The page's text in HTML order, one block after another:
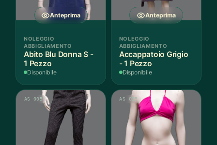
Anteprima
NOLEGGIO
ABBIGLIAMENTO
Abito Blu Donna S -
1 Pezzo
Disponibile
Anteprima
NOLEGGIO
ABBIGLIAMENTO
Accappatoio Grigio
- 1 Pezzo
Disponibile
AS 005 AS 015